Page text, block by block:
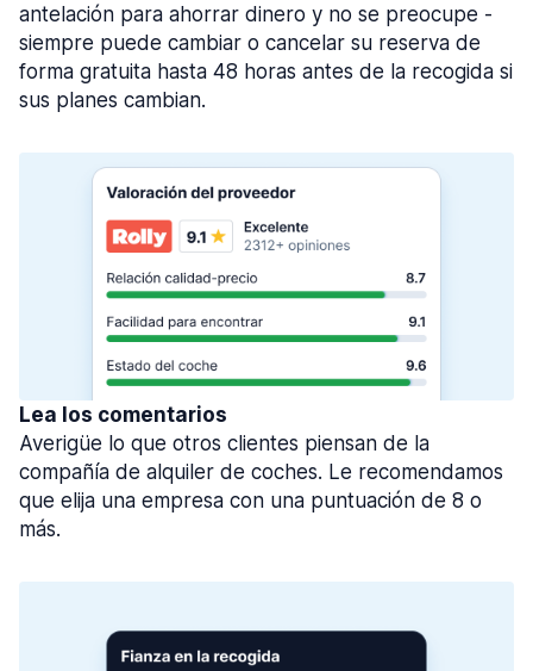
antelación para ahorrar dinero y no se preocupe -
siempre puede cambiar o cancelar su reserva de
forma gratuita hasta 48 horas antes de la recogida si
sus planes cambian.
Lea los comentarios
Averigüe lo que otros clientes piensan de la
compañía de alquiler de coches. Le recomendamos
que elija una empresa con una puntuación de 8 o
más.